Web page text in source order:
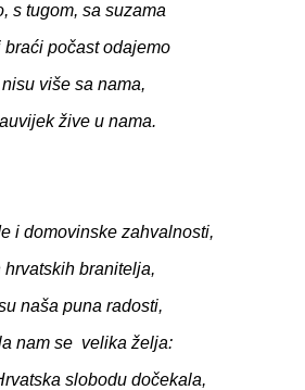
s tugom, sa suzama
braći počast odajemo
više sa nama,
žive u nama.
i domovinske zahvalnosti,
hrvatskih branitelja,
naša puna radosti,
nam se velika želja:
slobodu dočekala,